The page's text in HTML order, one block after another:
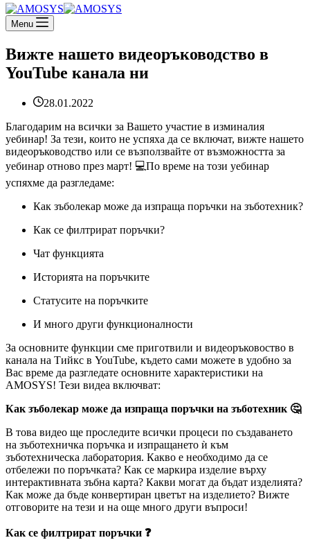
Menu
Вижте нашето видеоръководство в
YouTube канала ни
28.01.2022
Благодарим на всички за Вашето участие в изминалия
уебинар! За тези, които не успяха да се включат, вижте нашето
видеоръководство или се възползвайте от възможността за
уебинар отново през март! 💻По време на този уебинар
успяхме да разгледаме:
Как зъболекар може да изпраща поръчки на зъботехник?
Как се филтрират поръчки?
Чат функцията
Историята на поръчките
Статусите на поръчките
И много други функционалности
За основните функции сме приготвили и видеоръковоство в
канала на Тийкс в YouTube, където сами можете в удобно за
Вас време да разгледате основните характеристики на
AMOSYS! Тези видеа включват:
Как зъболекар може да изпраща поръчки на зъботехник 🤔
В това видео ще проследите всички процеси по създаването
на зъботехничка поръчка и изпращането ѝ към
зъботехническа лаборатория. Какво е необходимо да се
отбележи по поръчката? Как се маркира изделие върху
интерактивната зъбна карта? Какви могат да бъдат изделията?
Как може да бъде конвертиран цветът на изделието? Вижте
отговорите на тези и на още много други въпроси!
Как се филтрират поръчки ❓